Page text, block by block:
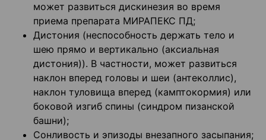
может развиться дискинезия во время
приема препарата МИРАПЕКС ПД;
Дистония (неспособность держать тело и
шею прямо и вертикально (аксиальная
дистония)). В частности, может развиться
наклон вперед головы и шеи (антеколлис),
наклон туловища вперед (камптокормия) или
боковой изгиб спины (синдром пизанской
башни);
Сонливость и эпизоды внезапного засыпания;